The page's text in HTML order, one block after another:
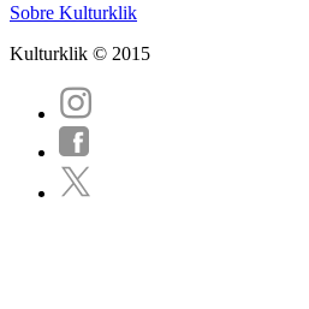
Sobre Kulturklik
Kulturklik © 2015